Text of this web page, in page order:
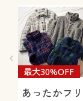
あったかフリ
最大30%OFF